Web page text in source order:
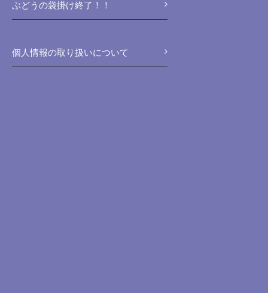
ぶどうの袋掛け終了！！
個人情報の取り扱いについて